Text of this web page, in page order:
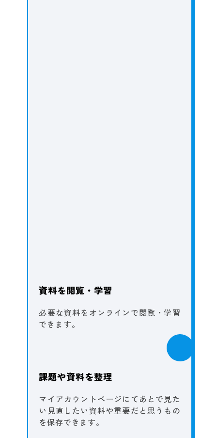
資料を閲覧・学習
必要な資料をオンラインで閲覧・学習
できます。
課題や資料を整理
マイアカウントページにてあとで見た
い見直したい資料や重要だと思うもの
を保存できます。